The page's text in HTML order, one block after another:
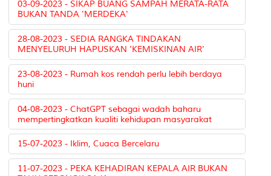
03-09-2023 - SIKAP BUANG SAMPAH MERATA-RATA
BUKAN TANDA 'MERDEKA'
28-08-2023 - SEDIA RANGKA TINDAKAN
MENYELURUH HAPUSKAN 'KEMISKINAN AIR'
23-08-2023 - Rumah kos rendah perlu lebih berdaya
huni
04-08-2023 - ChatGPT sebagai wadah baharu
mempertingkatkan kualiti kehidupan masyarakat
15-07-2023 - Iklim, Cuaca Bercelaru
11-07-2023 - PEKA KEHADIRAN KEPALA AIR BUKAN